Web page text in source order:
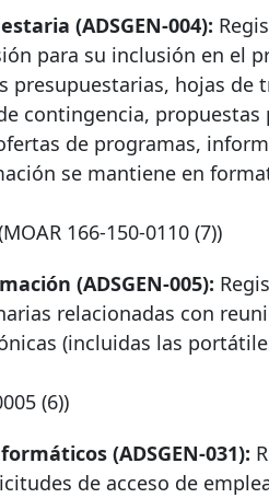
(ADSGEN-004):
para su inclusión en el
hojas de
contingencia,
de programas,
se mantiene en
166-150-0110 (7))
(ADSGEN-005):
relacionadas con
(incluidas las
(6))
(ADSGEN-031):
de acceso de